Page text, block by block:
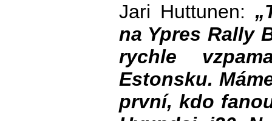
Jari Huttunen:
na Ypres Rally
rychle
Estonsku.
první, kdo